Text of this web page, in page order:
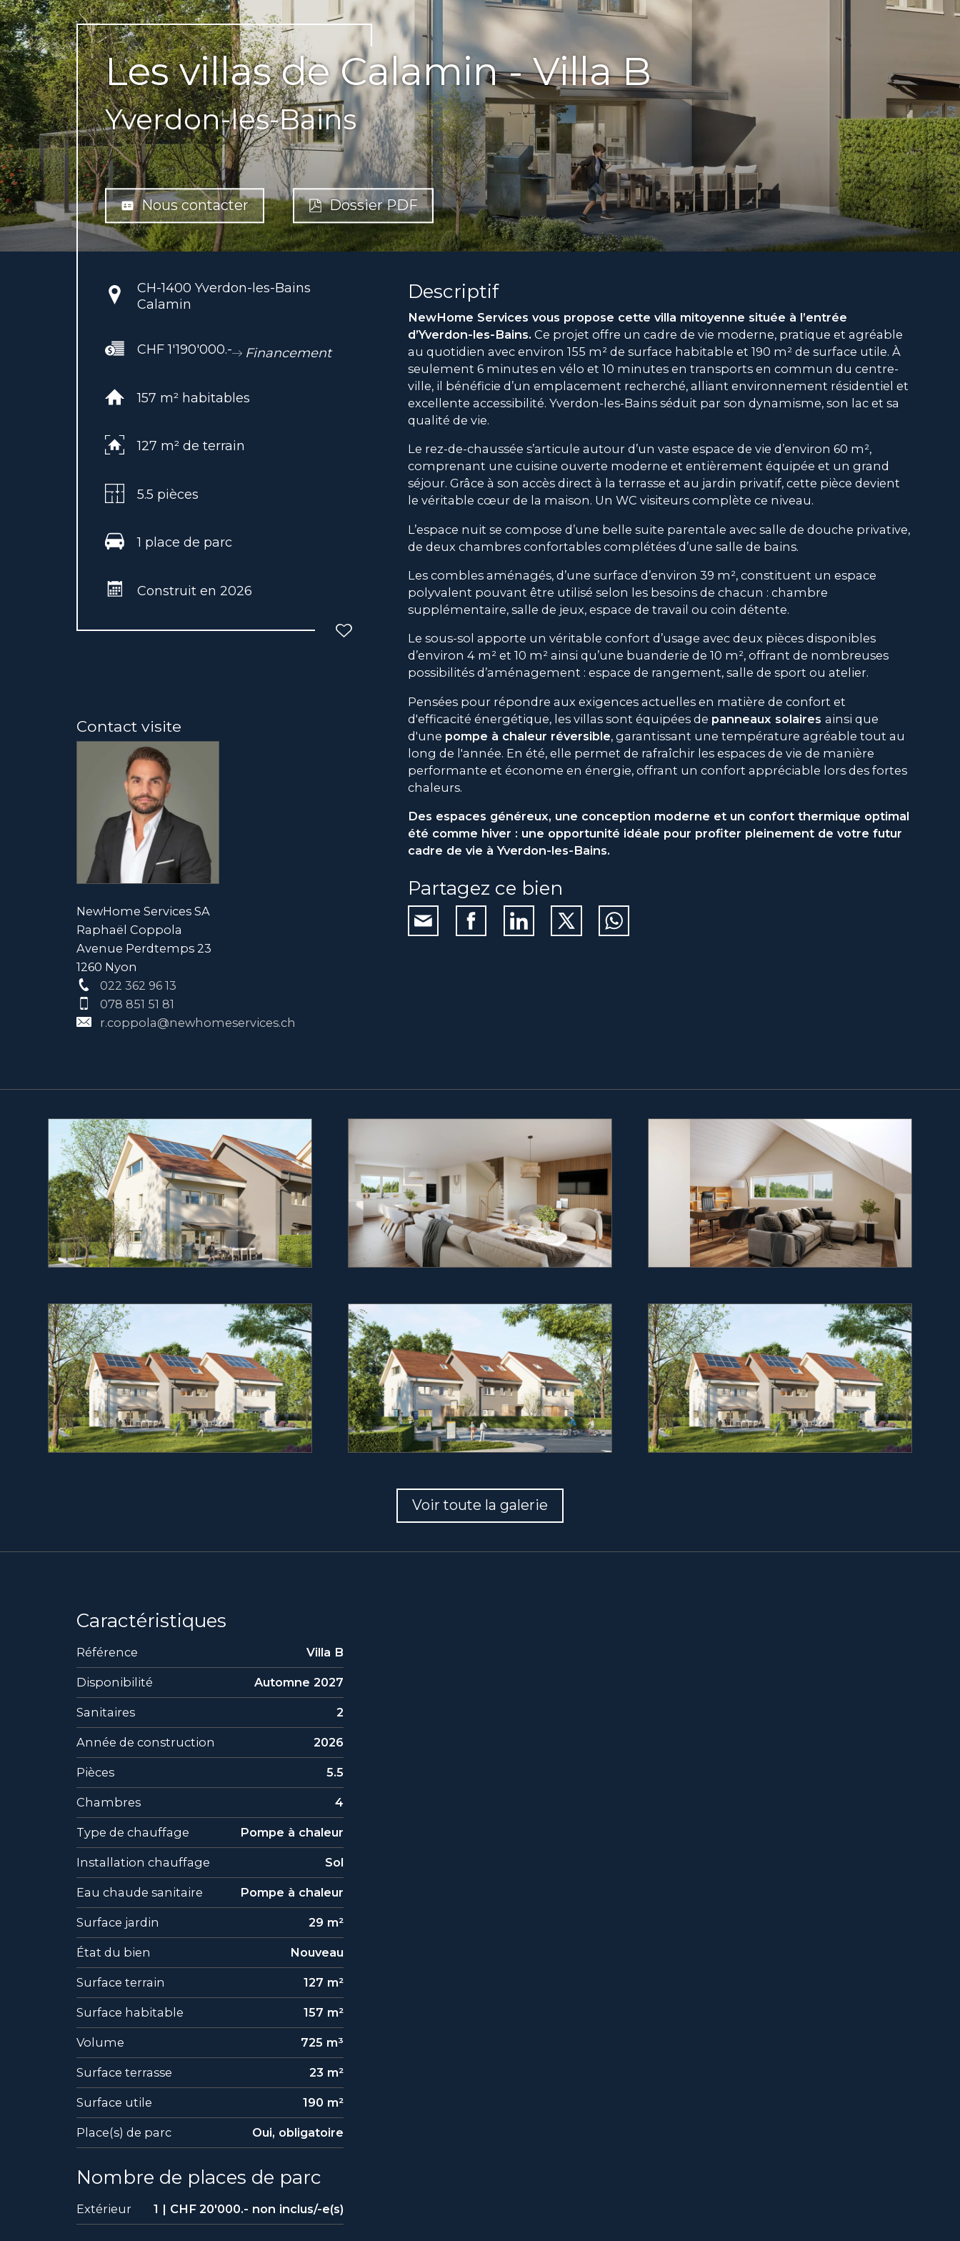
Les villas de Calamin - Villa B
Yverdon-les-Bains
Nous contacter Dossier PDF
CH-1400 Yverdon-les-Bains
Calamin
CHF 1'190'000.- Financement
157 m² habitables
127 m² de terrain
5.5 pièces
1 place de parc
Construit en 2026
Contact visite
NewHome Services SA
Raphaël Coppola
Avenue Perdtemps 23
1260 Nyon
022 362 96 13
078 851 51 81
r.coppola@newhomeservices.ch
Descriptif
NewHome Services vous propose cette villa mitoyenne située à l’entrée
d’Yverdon-les-Bains. Ce projet offre un cadre de vie moderne, pratique et agréable
au quotidien avec environ 155 m² de surface habitable et 190 m² de surface utile. À
seulement 6 minutes en vélo et 10 minutes en transports en commun du centre-
ville, il bénéficie d’un emplacement recherché, alliant environnement résidentiel et
excellente accessibilité. Yverdon-les-Bains séduit par son dynamisme, son lac et sa
qualité de vie.
Le rez-de-chaussée s’articule autour d’un vaste espace de vie d’environ 60 m²,
comprenant une cuisine ouverte moderne et entièrement équipée et un grand
séjour. Grâce à son accès direct à la terrasse et au jardin privatif, cette pièce devient
le véritable cœur de la maison. Un WC visiteurs complète ce niveau.
L’espace nuit se compose d’une belle suite parentale avec salle de douche privative,
de deux chambres confortables complétées d’une salle de bains.
Les combles aménagés, d’une surface d’environ 39 m², constituent un espace
polyvalent pouvant être utilisé selon les besoins de chacun : chambre
supplémentaire, salle de jeux, espace de travail ou coin détente.
Le sous-sol apporte un véritable confort d’usage avec deux pièces disponibles
d’environ 4 m² et 10 m² ainsi qu’une buanderie de 10 m², offrant de nombreuses
possibilités d’aménagement : espace de rangement, salle de sport ou atelier.
Pensées pour répondre aux exigences actuelles en matière de confort et
d'efficacité énergétique, les villas sont équipées de panneaux solaires ainsi que
d'une pompe à chaleur réversible, garantissant une température agréable tout au
long de l'année. En été, elle permet de rafraîchir les espaces de vie de manière
performante et économe en énergie, offrant un confort appréciable lors des fortes
chaleurs.
Des espaces généreux, une conception moderne et un confort thermique optimal
été comme hiver : une opportunité idéale pour profiter pleinement de votre futur
cadre de vie à Yverdon-les-Bains.
Partagez ce bien
Voir toute la galerie
Caractéristiques
Référence Villa B
Disponibilité Automne 2027
Sanitaires 2
Année de construction 2026
Pièces 5.5
Chambres 4
Type de chauffage Pompe à chaleur
Installation chauffage Sol
Eau chaude sanitaire Pompe à chaleur
Surface jardin 29 m²
État du bien Nouveau
Surface terrain 127 m²
Surface habitable 157 m²
Volume 725 m³
Surface terrasse 23 m²
Surface utile 190 m²
Place(s) de parc Oui, obligatoire
Nombre de places de parc
Extérieur 1 | CHF 20'000.- non inclus/-e(s)